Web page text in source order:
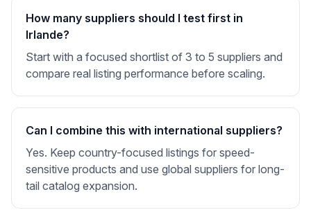
How many suppliers should I test first in
Irlande?
Start with a focused shortlist of 3 to 5 suppliers and
compare real listing performance before scaling.
Can I combine this with international suppliers?
Yes. Keep country-focused listings for speed-
sensitive products and use global suppliers for long-
tail catalog expansion.